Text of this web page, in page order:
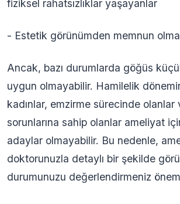
fiziksel rahatsızlıklar yaşayanlar
- Estetik görünümden memnun
Ancak, bazı durumlarda göğüs
uygun olmayabilir. Hamilelik
kadınlar, emzirme sürecinde olanlar
sorunlarına sahip olanlar ameliyat
adaylar olmayabilir. Bu nedenle,
doktorunuzla detaylı bir şekilde
durumunuzu değerlendirmeniz